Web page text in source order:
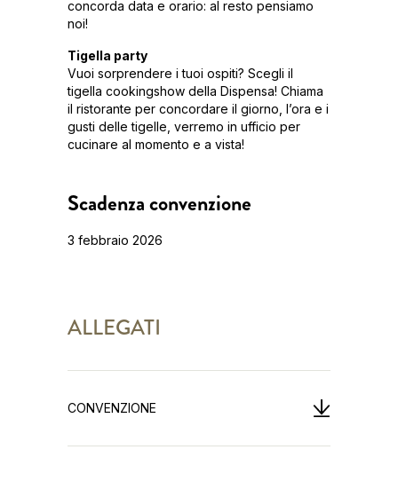
concorda data e orario: al resto pensiamo
noi!
Tigella party
Vuoi sorprendere i tuoi ospiti? Scegli il
tigella cookingshow della Dispensa! Chiama
il ristorante per concordare il giorno, l’ora e i
gusti delle tigelle, verremo in ufficio per
cucinare al momento e a vista!
Scadenza convenzione
3 febbraio 2026
ALLEGATI
CONVENZIONE